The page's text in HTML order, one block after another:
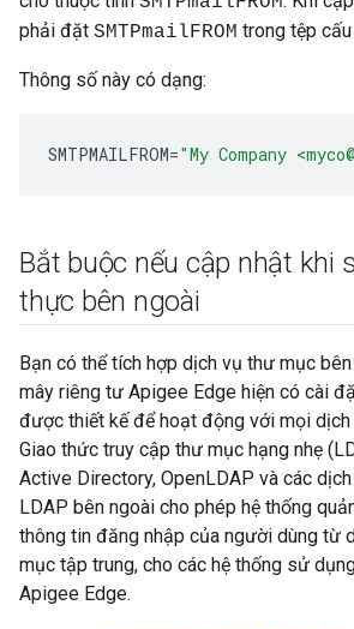
phải đặt SMTPmailFROM trong tệp cấu
Thông số này có dạng:
SMTPMAILFROM="My Company
Bắt buộc nếu cập nhật khi
thực bên ngoài
Bạn có thể tích hợp dịch vụ thư mục
mây riêng tư Apigee Edge hiện có cài
được thiết kế để hoạt động với mọi
Giao thức truy cập thư mục hạng nhẹ
Active Directory, OpenLDAP và các
LDAP bên ngoài cho phép hệ thống
thông tin đăng nhập của người dùng từ
mục tập trung, cho các hệ thống sử
Apigee Edge.